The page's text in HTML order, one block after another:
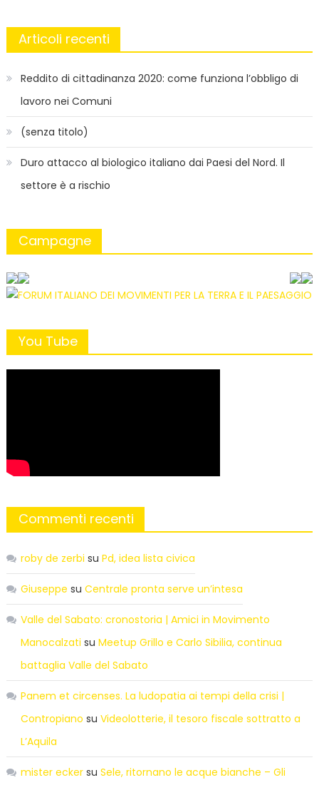
Articoli recenti
Reddito di cittadinanza 2020: come funziona l’obbligo di
lavoro nei Comuni
(senza titolo)
Duro attacco al biologico italiano dai Paesi del Nord. Il
settore è a rischio
Campagne
You Tube
Commenti recenti
roby de zerbi su Pd, idea lista civica
Giuseppe su Centrale pronta serve un’intesa
Valle del Sabato: cronostoria | Amici in Movimento
Manocalzati su Meetup Grillo e Carlo Sibilia, continua
battaglia Valle del Sabato
Panem et circenses. La ludopatia ai tempi della crisi |
Contropiano su Videolotterie, il tesoro fiscale sottratto a
L’Aquila
mister eckersu Sele, ritornano le acque bianche – Gli